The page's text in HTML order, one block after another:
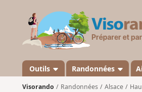
Outils Randonnées
Visorando Randonnées Alsace